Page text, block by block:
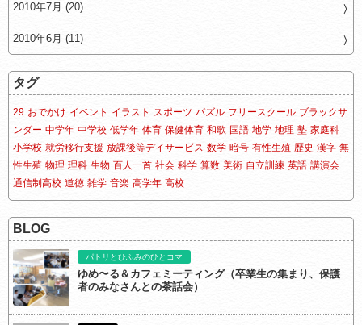
2010年7月 (20)
2010年6月 (11)
タグ
29 おでかけ イベント イラスト スポーツ パズル フリースクール ブラックサ
ンダー 中学年 中学校 低学年 体育 保健体育 和歌 国語 地学 地理 塾 家庭科
小学校 就労移行支援 放課後等デイサービス 数学 暗号 有性生殖 歴史 漢字 無
性生殖 物理 理科 生物 百人一首 社会 科学 算数 美術 自立訓練 英語 講演会
通信制高校 道徳 雑学 音楽 高学年 高校
BLOG
パトリとひふみのひとコマ
ゆめ〜る＆カフェミーティング（卒業生の集まり、保護
者のみなさんとの茶話会）